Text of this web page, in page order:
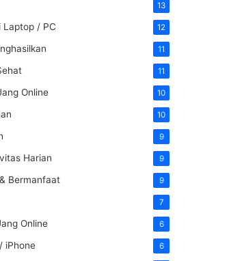
13
Laptop / PC 12
11
11
Online 10
10
9
Harian 9
Bermanfaat 9
7
Online 6
iPhone 6